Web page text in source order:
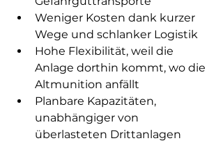
Weniger Kosten dank kurzer
Wege und schlanker Logistik
Hohe Flexibilität, weil die
Anlage dorthin kommt, wo die
Altmunition anfällt
Planbare Kapazitäten,
unabhängiger von
überlasteten Drittanlagen